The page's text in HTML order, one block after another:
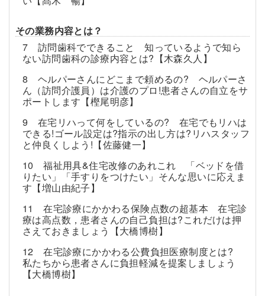
その業務内容とは？
7 訪問歯科でできること 知っているようで知ら
ない訪問歯科の診療内容とは?【木森久人】
8 ヘルパーさんにどこまで頼めるの? ヘルパーさ
ん（訪問介護員）は介護のプロ!患者さんの自立をサ
ポートします【樫尾明彦】
9 在宅リハって何をしているの? 在宅でもリハは
できる!ゴール設定は?指示の出し方は?リハスタッフ
と仲良くしよう!【佐藤健一】
10 福祉用具&住宅改修のあれこれ 「ベッドを借
りたい」「手すりをつけたい」そんな思いに応えま
す【増山由紀子】
11 在宅診療にかかわる保険点数の超基本 在宅診
療は高点数，患者さんの自己負担は?これだけは押
さえておきましょう【大橋博樹】
12 在宅診療にかかわる公費負担医療制度とは?
私たちから患者さんに負担軽減を提案しましょう
【大橋博樹】